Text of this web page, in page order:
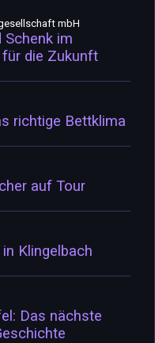
mbH
Schenk im
die Zukunft
richtige Bettklima
auf Tour
Klingelbach
Das nächste